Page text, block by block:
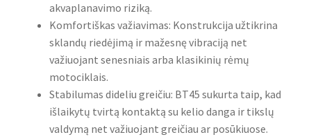
akvaplanavimo riziką.
Komfortiškas važiavimas: Konstrukcija užtikrina
sklandų riedėjimą ir mažesnę vibraciją net
važiuojant senesniais arba klasikinių rėmų
motociklais.
Stabilumas dideliu greičiu: BT45 sukurta taip, kad
išlaikytų tvirtą kontaktą su kelio danga ir tikslų
valdymą net važiuojant greičiau ar posūkiuose.